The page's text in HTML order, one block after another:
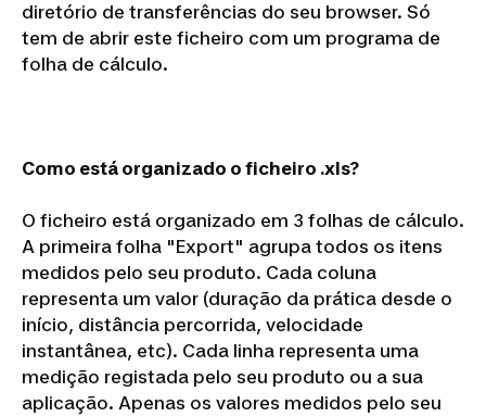
diretório de transferências do seu browser. Só
tem de abrir este ficheiro com um programa de
folha de cálculo.
Como está organizado o ficheiro .xls?
O ficheiro está organizado em 3 folhas de cálculo.
A primeira folha "Export" agrupa todos os itens
medidos pelo seu produto. Cada coluna
representa um valor (duração da prática desde o
início, distância percorrida, velocidade
instantânea, etc). Cada linha representa uma
medição registada pelo seu produto ou a sua
aplicação. Apenas os valores medidos pelo seu